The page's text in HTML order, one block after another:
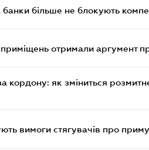
більше не блокують
отримали аргумент
кордону: як зміниться
вимоги стягувачів про